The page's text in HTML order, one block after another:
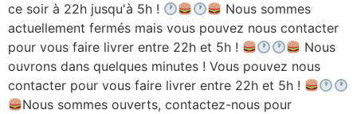
ce soir à 22h jusqu'à 5h !
Nous sommes
actuellement fermés mais vous pouvez nous contacter
pour vous faire livrer entre 22h et 5h !
Nous
ouvrons dans quelques minutes ! Vous pouvez nous
contacter pour vous faire livrer entre 22h et 5h !
Nous sommes ouverts, contactez-nous pour